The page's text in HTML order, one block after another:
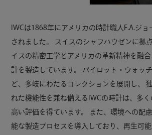
IWCは1868年にアメリカの時計職人F.A.ジ
されました。
スイスのシャフハウゼンに拠
イスの精密工学とアメリカの革新精神を融
計を製造しています。
パイロット・ウォッ
ど、多岐にわたるコレクションを展開し、
れた機能性を兼ね備えるIWCの時計は、多
高い評価を得ています。
また、環境への配
能な製造プロセスを導入しており、再生可